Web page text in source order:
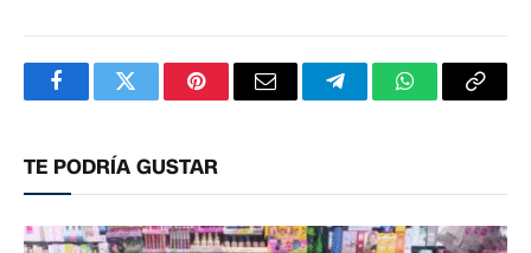
FacebookTwitterPinterestCorreoTelegramWhatsApp
TE PODRÍA GUSTAR